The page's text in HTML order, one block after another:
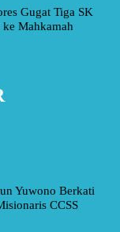
Gugat Tiga SK
Mahkamah
Yuwono Berkati
CCSS